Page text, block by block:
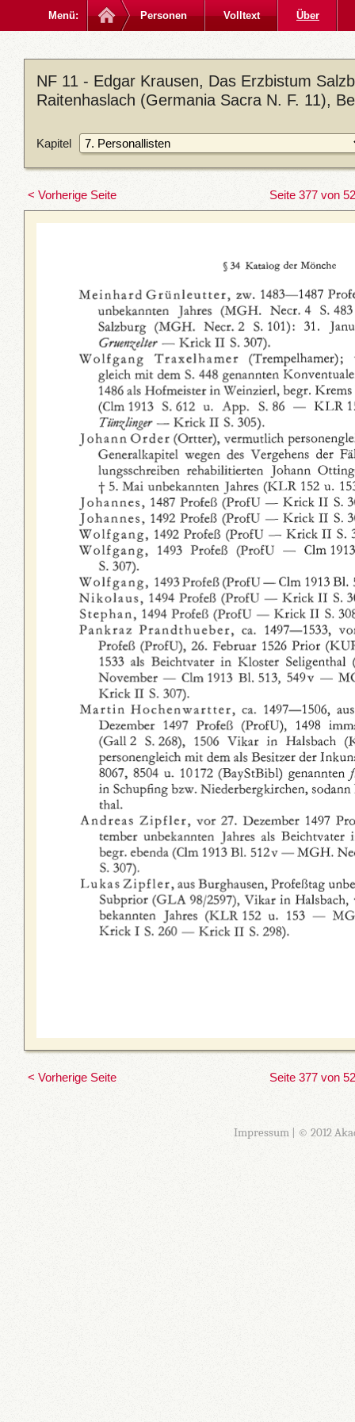
Menü: Personen Volltext Über
NF 11 - Edgar Krausen, Das Erzbistum
Raitenhaslach (Germania Sacra N. F. 11),
Kapitel
< Vorherige Seite Seite 377 von
< Vorherige Seite Seite 377 von
Impressum| © 2012